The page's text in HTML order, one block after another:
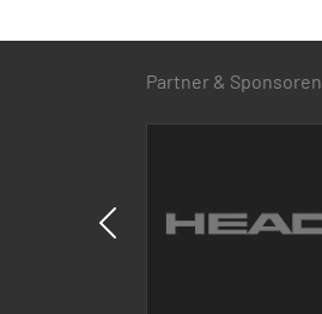
Partner & Sponsoren